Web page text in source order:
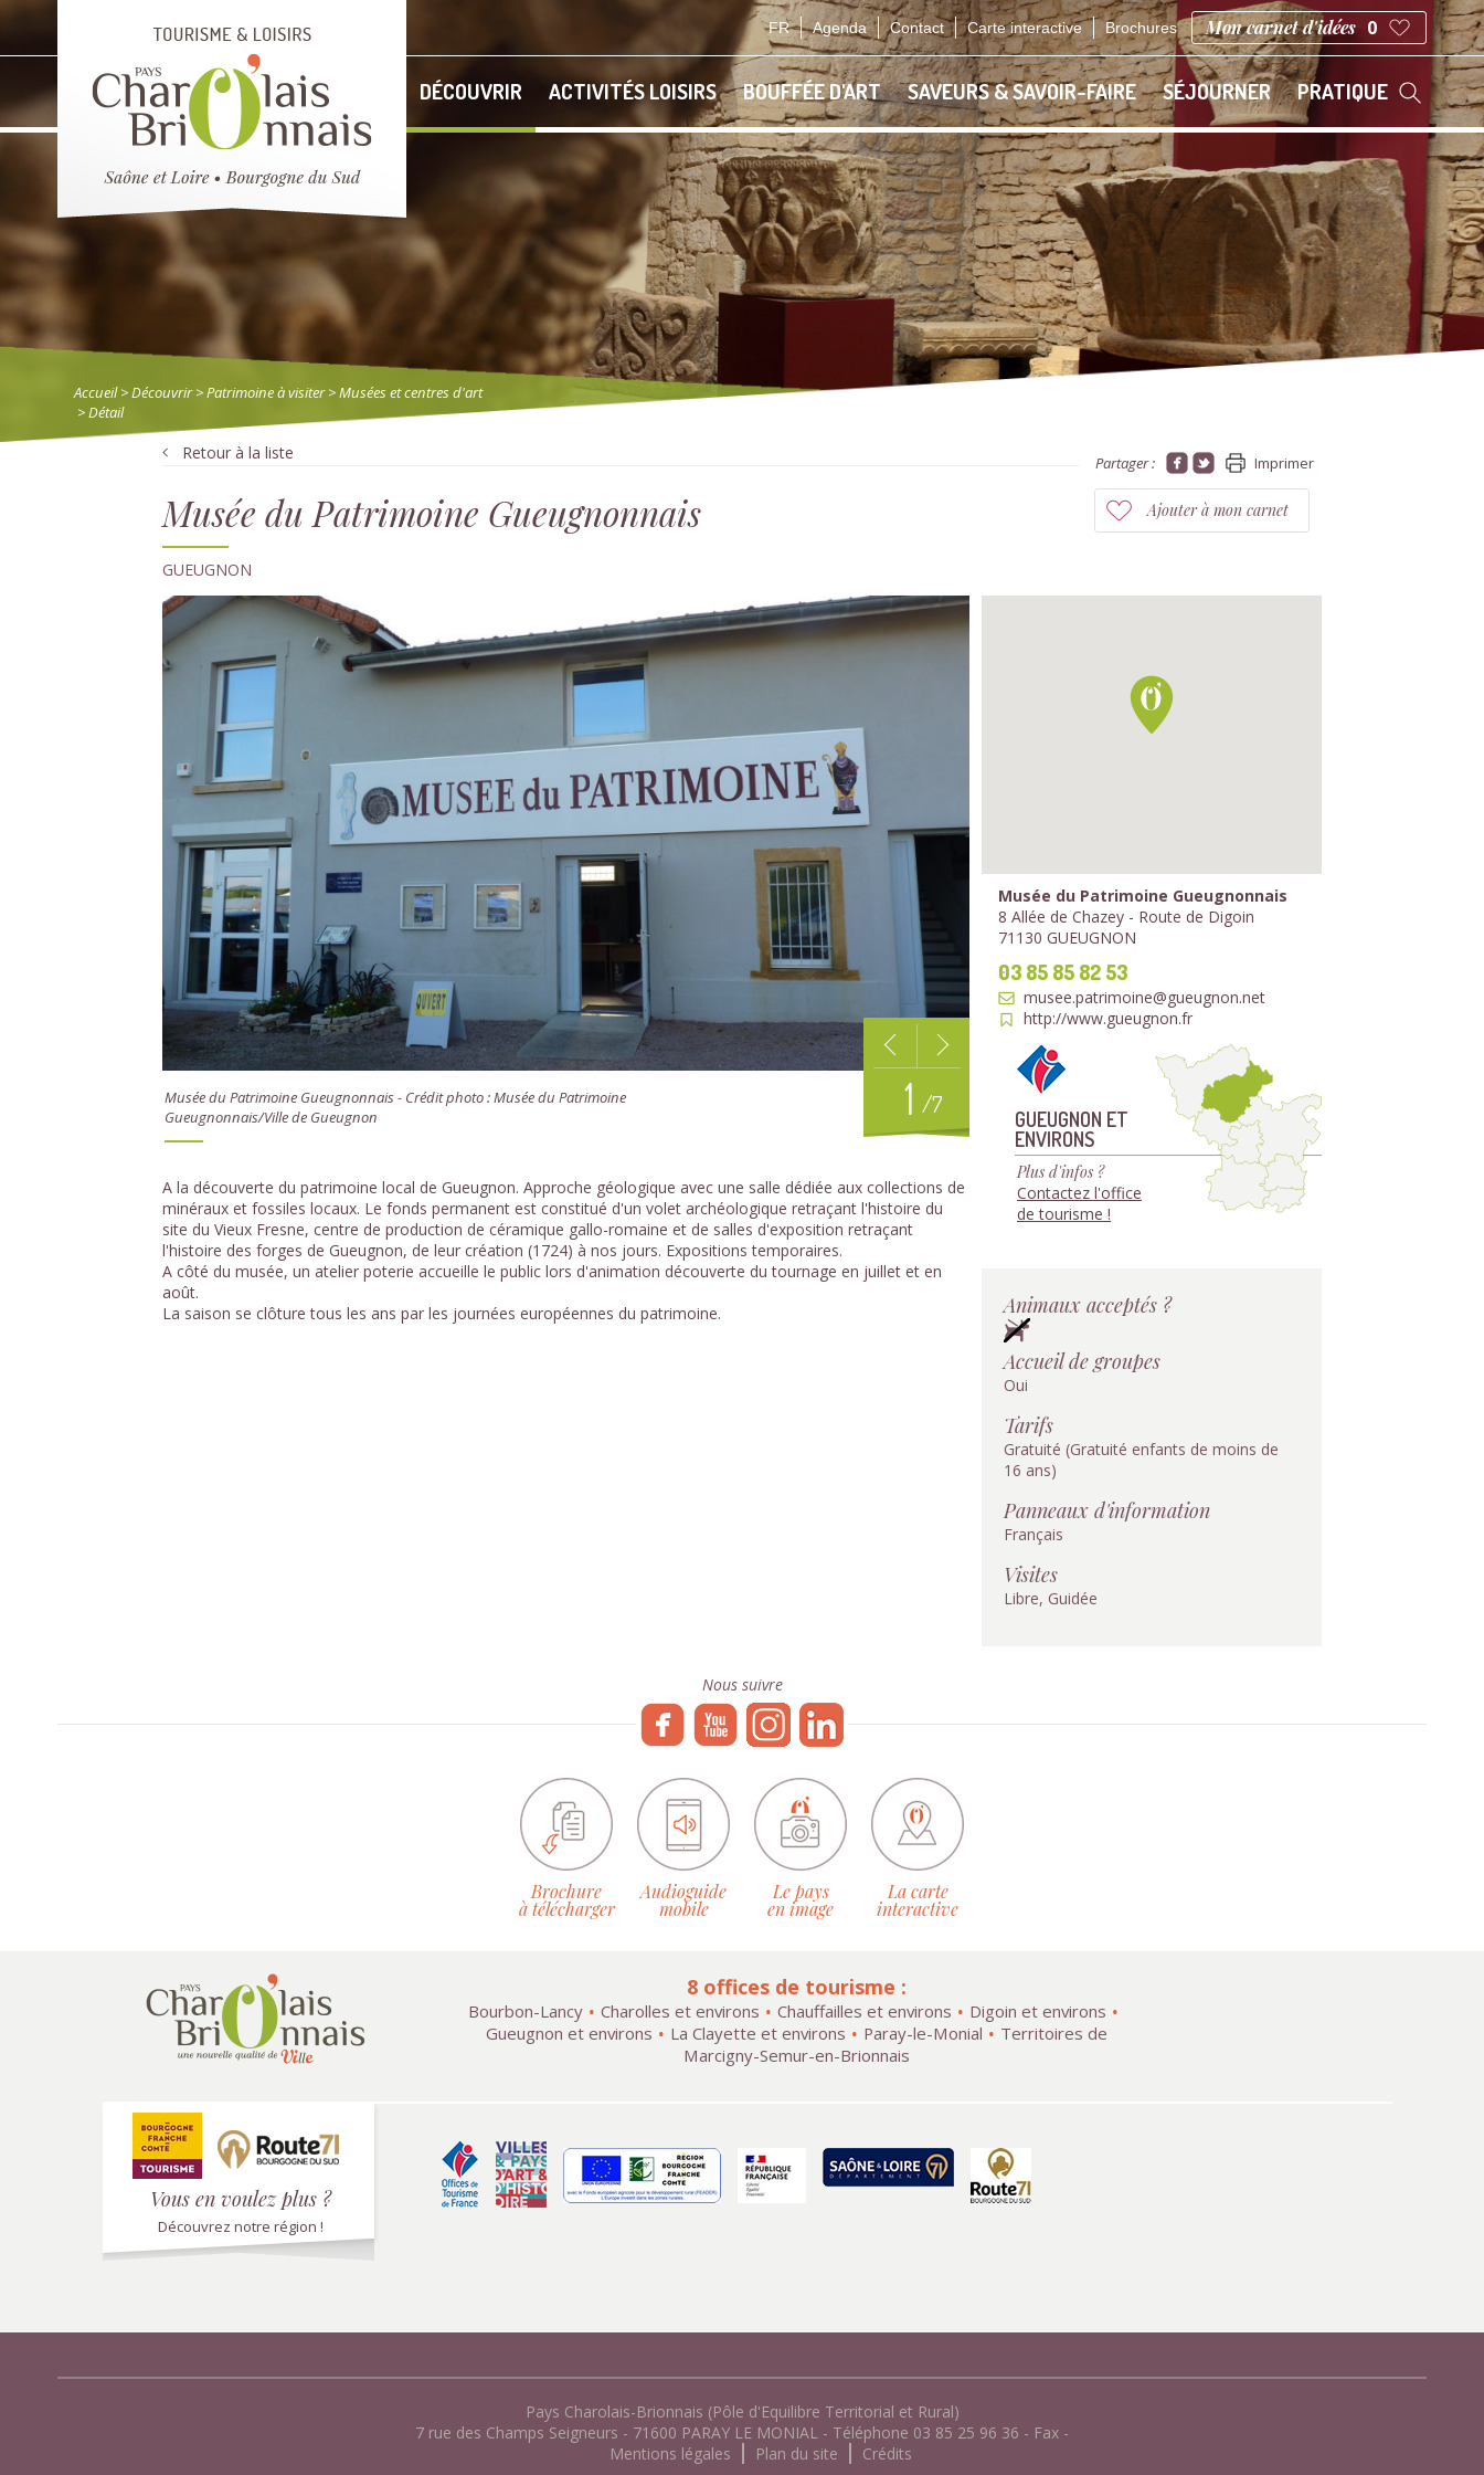
FR Agenda Contact Carte interactive Brochures Mon carnet d'idées 0
DÉCOUVRIR ACTIVITÉS LOISIRS BOUFFÉE D'ART SAVEURS & SAVOIR-FAIRE SÉJOURNER PRATIQUE
Accueil> Découvrir>Patrimoine à visiter>Musées et centres d'art
> Détail
Retour à la liste Partager : Imprimer
Musée du Patrimoine Gueugnonnais
GUEUGNON
Ajouter à mon carnet
Musée du Patrimoine Gueugnonnais - Crédit photo : Musée du Patrimoine
Gueugnonnais/Ville de Gueugnon
1 /7
A la découverte du patrimoine local de Gueugnon. Approche géologique avec une salle dédiée aux collections de
minéraux et fossiles locaux. Le fonds permanent est constitué d'un volet archéologique retraçant l'histoire du
site du Vieux Fresne, centre de production de céramique gallo-romaine et de salles d'exposition retraçant
l'histoire des forges de Gueugnon, de leur création (1724) à nos jours. Expositions temporaires.
A côté du musée, un atelier poterie accueille le public lors d'animation découverte du tournage en juillet et en
août.
La saison se clôture tous les ans par les journées européennes du patrimoine.
Musée du Patrimoine Gueugnonnais
8 Allée de Chazey - Route de Digoin
71130 GUEUGNON
03 85 85 82 53
musee.patrimoine@gueugnon.net
http://www.gueugnon.fr
GUEUGNON ET
ENVIRONS
Plus d'infos ?
Contactez l'office
de tourisme !
Animaux acceptés ?
Accueil de groupes
Oui
Tarifs
Gratuité (Gratuité enfants de moins de
16 ans)
Panneaux d'information
Français
Visites
Libre, Guidée
Nous suivre
Brochure
à télécharger
Audioguide
mobile
Le pays
en image
La carte
interactive
8 offices de tourisme :
Bourbon-Lancy Charolles et environs Chauffailles et environs
Digoin et environs
Gueugnon et environs
La Clayette et environs Paray-le-Monial
Territoires de
Marcigny-Semur-en-Brionnais
Vous en voulez plus ?
Découvrez notre région !
Pays Charolais-Brionnais (Pôle d'Equilibre Territorial et Rural)
7 rue des Champs Seigneurs - 71600 PARAY LE MONIAL - Téléphone 03 85 25 96 36 - Fax -
Mentions légales
Plan du site Crédits